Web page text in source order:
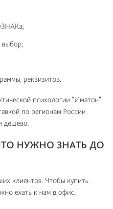
выбор;
реквизитов.
психологии "Иматон"
по регионам России
дешево.
НУЖНО ЗНАТЬ ДО
клиентов. Чтобы купить
ехать к нам в офис,